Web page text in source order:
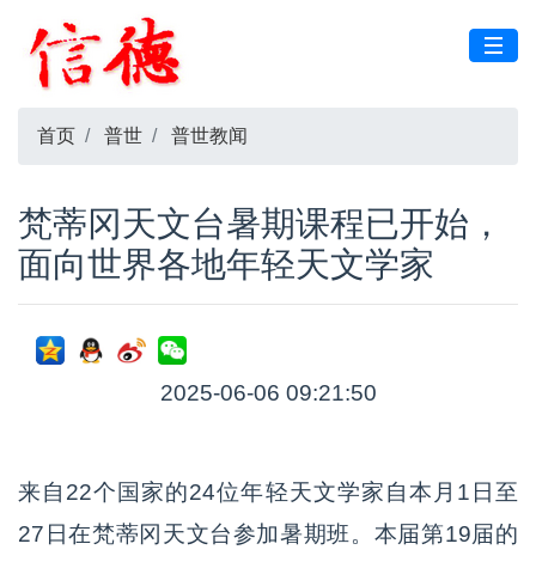
首页 普世 普世教闻
梵蒂冈天文台暑期课程已开始，
面向世界各地年轻天文学家
2025-06-06 09:21:50
来自22个国家的24位年轻天文学家自本月1日至
27日在梵蒂冈天文台参加暑期班。本届第19届的